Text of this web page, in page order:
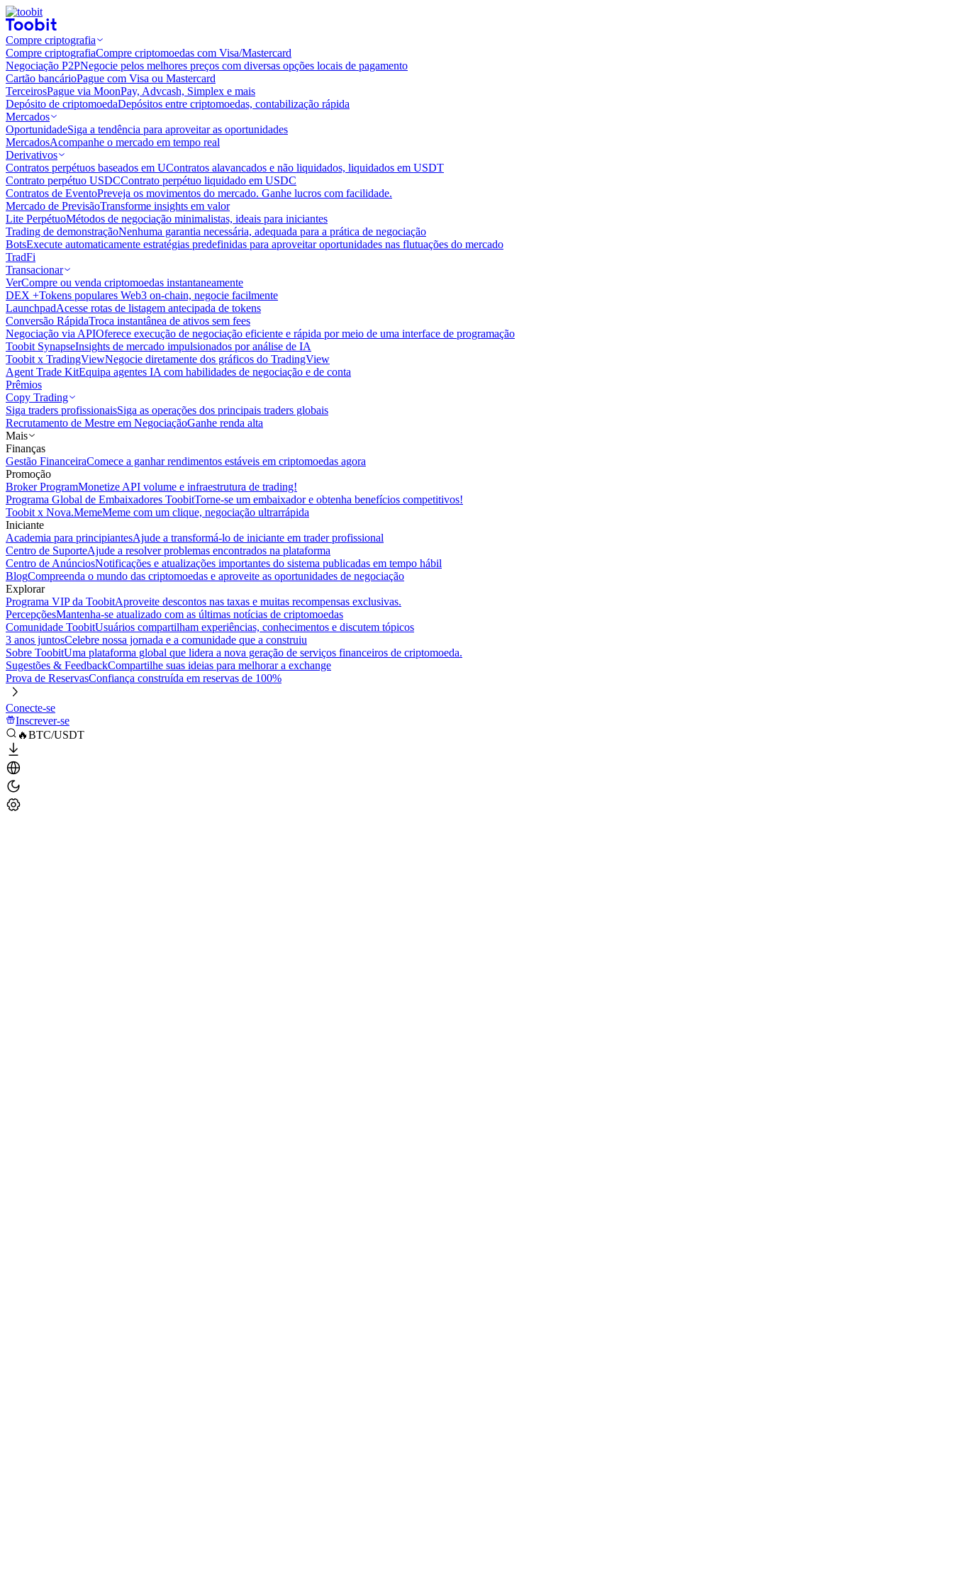
Compre criptografia
Compre criptografiaCompre criptomoedas com Visa/Mastercard
Negociação P2PNegocie pelos melhores preços com diversas opções locais de pagamento
Cartão bancárioPague com Visa ou Mastercard
TerceirosPague via MoonPay, Advcash, Simplex e mais
Depósito de criptomoedaDepósitos entre criptomoedas, contabilização rápida
Mercados
OportunidadeSiga a tendência para aproveitar as oportunidades
MercadosAcompanhe o mercado em tempo real
Derivativos
Contratos perpétuos baseados em UContratos alavancados e não liquidados, liquidados em USDT
Contrato perpétuo USDCContrato perpétuo liquidado em USDC
Contratos de EventoPreveja os movimentos do mercado. Ganhe lucros com facilidade.
Mercado de PrevisãoTransforme insights em valor
Lite PerpétuoMétodos de negociação minimalistas, ideais para iniciantes
Trading de demonstraçãoNenhuma garantia necessária, adequada para a prática de negociação
BotsExecute automaticamente estratégias predefinidas para aproveitar oportunidades nas flutuações do mercado
TradFi
Transacionar
VerCompre ou venda criptomoedas instantaneamente
DEX +Tokens populares Web3 on-chain, negocie facilmente
LaunchpadAcesse rotas de listagem antecipada de tokens
Conversão RápidaTroca instantânea de ativos sem fees
Negociação via APIOferece execução de negociação eficiente e rápida por meio de uma interface de programação
Toobit SynapseInsights de mercado impulsionados por análise de IA
Toobit x TradingViewNegocie diretamente dos gráficos do TradingView
Agent Trade KitEquipa agentes IA com habilidades de negociação e de conta
Prêmios
Copy Trading
Siga traders profissionaisSiga as operações dos principais traders globais
Recrutamento de Mestre em NegociaçãoGanhe renda alta
Mais
Finanças
Gestão FinanceiraComece a ganhar rendimentos estáveis em criptomoedas agora
Promoção
Broker ProgramMonetize API volume e infraestrutura de trading!
Programa Global de Embaixadores ToobitTorne-se um embaixador e obtenha benefícios competitivos!
Toobit x Nova.MemeMeme com um clique, negociação ultrarrápida
Iniciante
Academia para principiantesAjude a transformá-lo de iniciante em trader profissional
Centro de SuporteAjude a resolver problemas encontrados na plataforma
Centro de AnúnciosNotificações e atualizações importantes do sistema publicadas em tempo hábil
BlogCompreenda o mundo das criptomoedas e aproveite as oportunidades de negociação
Explorar
Programa VIP da ToobitAproveite descontos nas taxas e muitas recompensas exclusivas.
PercepçõesMantenha-se atualizado com as últimas notícias de criptomoedas
Comunidade ToobitUsuários compartilham experiências, conhecimentos e discutem tópicos
3 anos juntosCelebre nossa jornada e a comunidade que a construiu
Sobre ToobitUma plataforma global que lidera a nova geração de serviços financeiros de criptomoeda.
Sugestões & FeedbackCompartilhe suas ideias para melhorar a exchange
Prova de ReservasConfiança construída em reservas de 100%
Conecte-se
Inscrever-se
🔥BTC/USDT